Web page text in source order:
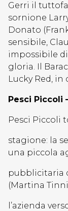
Gerri il
sornione
Donato
sensibile,
impossibile
gloria. Il
Lucky Red,
Pesci Piccoli
Pesci Piccoli
stagione: la
una piccola
pubblicitaria
(Martina
l’azienda